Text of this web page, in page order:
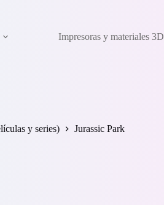
Impresoras y materiales 3D
y series) Jurassic Park